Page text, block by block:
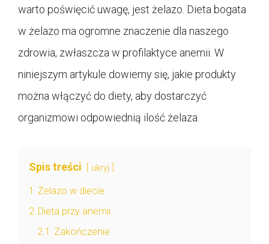
warto poświęcić uwagę, jest żelazo. Dieta bogata
w żelazo ma ogromne znaczenie dla naszego
zdrowia, zwłaszcza w profilaktyce anemii. W
niniejszym artykule dowiemy się, jakie produkty
można włączyć do diety, aby dostarczyć
organizmowi odpowiednią ilość żelaza.
Spis treści ukryj
1 Żelazo w diecie
2 Dieta przy anemii
2.1 Zakończenie